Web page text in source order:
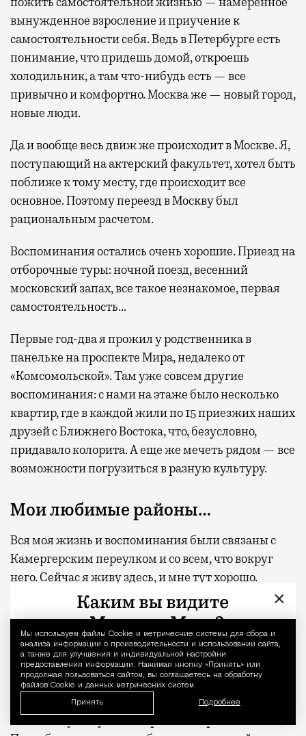
Уведомление
Мы используем файлы Сookie и метрические системы для сбора и
анализа информации о производительности и использовании сайта,
а также для улучшения и индивидуальной настройки
предоставления информации. Нажимая кнопку «Принять» или
продолжая пользоваться сайтом, вы соглашаетесь на обработку
файлов Cookie и данных метрических систем.
Принять Подробнее
вынужденное взросление и приучение к
самостоятельности себя. Ведь в Петербурге есть
понимание, что придешь домой, откроешь
холодильник, а там что-нибудь есть — все
привычно и комфортно. Москва же — новый город,
новые люди.
Да и вообще весь движ же происходит в Москве. Я,
поступающий на актерский факультет, хотел быть
поближе к тому месту, где происходит все
основное. Поэтому переезд в Москву был
рациональным расчетом.
Воспоминания остались очень хорошие. Приезд на
отборочные туры: ночной поезд, весенний
московский запах, все такое незнакомое, первая
самостоятельность…
Первые год-два я прожил у родственника в
панельке на проспекте Мира, недалеко от
«Комсомольской». Там уже совсем другие
воспоминания: с нами на этаже было несколько
квартир, где в каждой жили по 15 приезжих наших
друзей с Ближнего Востока, что, безусловно,
придавало колорита. А еще же мечеть рядом — все
возможности погрузиться в разную культуру.
Мои любимые районы…
Вся моя жизнь и воспоминания были связаны с
Камергерским переулком и со всем, что вокруг
него. Сейчас я живу здесь, и мне тут хорошо.
На посещение тусовочных мест у меня никогда
особо не было времени, ведь учеба в театральном с
ночи до утра, семь дней без выходных. Не
случилось этого и во время учебы в магистратуре
МГИМО, ведь я уже работал на «Вечернем
Урганте» и на радио. Да и вообще в тусовочных
×